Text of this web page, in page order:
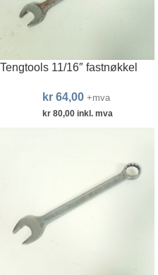
Tengtools 11/16″ fastnøkkel
kr64,00 +mva
kr80,00inkl. mva